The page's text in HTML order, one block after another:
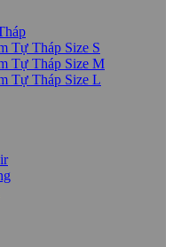
Tự Tháp Size S
Tự Tháp Size M
Tự Tháp Size L